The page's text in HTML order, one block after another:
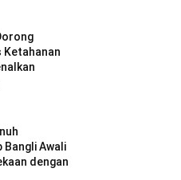
Ketahanan
Bangli Awali
dengan